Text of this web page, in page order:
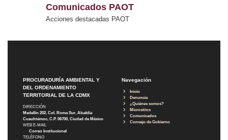
Comunicados PAOT
Acciones destacadas PAOT
PROCURADURÍA AMBIENTAL Y
DEL ORDENAMIENTO
TERRITORIAL DE LA CDMX
DIRECCIÓN
Medellín 202, Col. Roma Sur, Alcaldía
Cuauhtémoc, C.P. 06700, Ciudad de México
WEB E-MAIL
Correo Institucional
TELÉFONO
Navegación
Inicio
Denuncia
¿Quiénes somos?
Micrositios
Comunicados
Consejo de Gobierno